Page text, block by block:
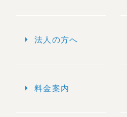
arrow_right 法人の方へ
arrow_right 料金案内